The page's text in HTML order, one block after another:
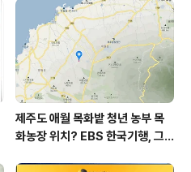
상남도 함양군 가볼 만한 곳, 용추
계곡 향운암 명천스님, 덕유산 황
석산 거망산 기백산
제주도 애월 목화밭 청년 농부 목
화농장 위치? EBS 한국기행, 그